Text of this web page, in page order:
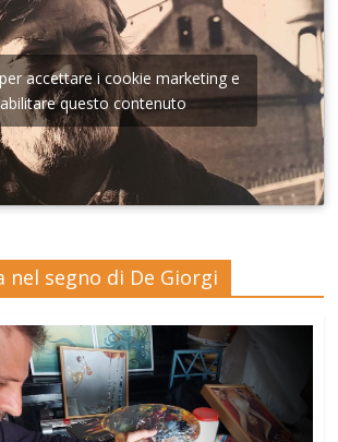
accettare i cookie marketing e
abilitare questo contenuto
nel segno di De Giorgi